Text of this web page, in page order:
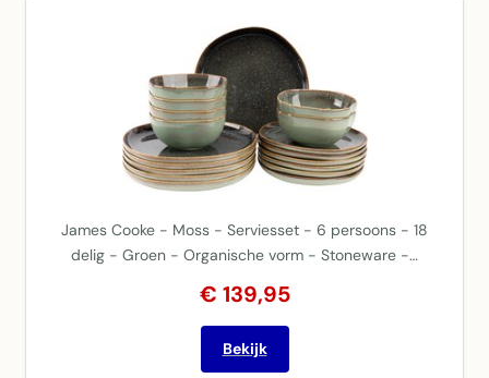
James Cooke - Moss - Serviesset - 6 persoons - 18
delig - Groen - Organische vorm - Stoneware -…
€ 139,95
Bekijk